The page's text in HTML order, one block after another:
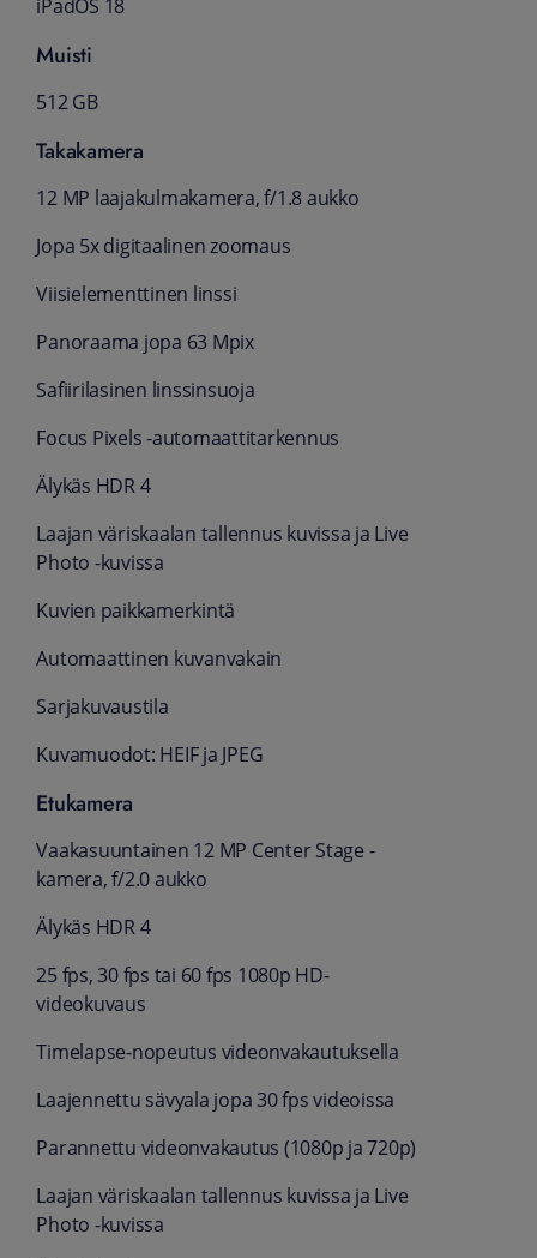
iPadOS 18
Muisti
512 GB
Takakamera
12 MP laajakulmakamera, f/1.8 aukko
Jopa 5x digitaalinen zoomaus
Viisielementtinen linssi
Panoraama jopa 63 Mpix
Safiirilasinen linssinsuoja
Focus Pixels -automaattitarkennus
Älykäs HDR 4
Laajan väriskaalan tallennus kuvissa ja Live
Photo -kuvissa
Kuvien paikkamerkintä
Automaattinen kuvanvakain
Sarjakuvaustila
Kuvamuodot: HEIF ja JPEG
Etukamera
Vaakasuuntainen 12 MP Center Stage -
kamera, f/2.0 aukko
Älykäs HDR 4
25 fps, 30 fps tai 60 fps 1080p HD-
videokuvaus
Timelapse-nopeutus videonvakautuksella
Laajennettu sävyala jopa 30 fps videoissa
Parannettu videonvakautus (1080p ja 720p)
Laajan väriskaalan tallennus kuvissa ja Live
Photo -kuvissa